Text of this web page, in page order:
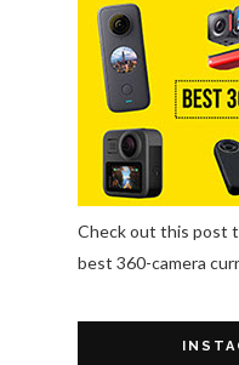
Check out this post
best 360-camera